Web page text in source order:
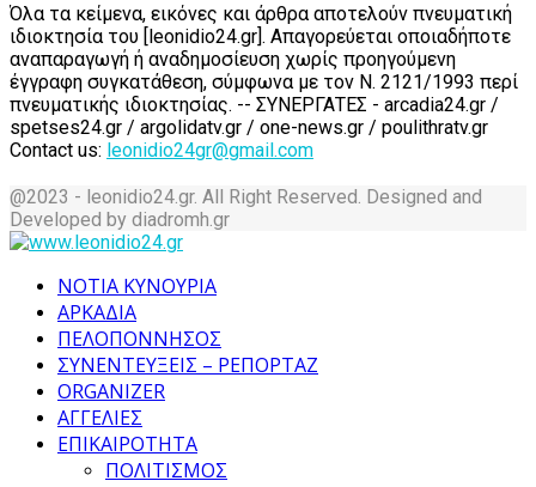
Όλα τα κείμενα, εικόνες και άρθρα αποτελούν πνευματική
ιδιοκτησία του [leonidio24.gr]. Απαγορεύεται οποιαδήποτε
αναπαραγωγή ή αναδημοσίευση χωρίς προηγούμενη
έγγραφη συγκατάθεση, σύμφωνα με τον Ν. 2121/1993 περί
πνευματικής ιδιοκτησίας. -- ΣΥΝΕΡΓΑΤΕΣ - arcadia24.gr /
spetses24.gr / argolidatv.gr / one-news.gr / poulithratv.gr
Contact us: leonidio24gr@gmail.com
@2023 - leonidio24.gr. All Right Reserved. Designed and
Developed by diadromh.gr
ΝΟΤΙΑ ΚΥΝΟΥΡΙΑ
ΑΡΚΑΔΙΑ
ΠΕΛΟΠΟΝΝΗΣΟΣ
ΣΥΝΕΝΤΕΥΞΕΙΣ – ΡΕΠΟΡΤΑΖ
ORGANIZER
ΑΓΓΕΛΙΕΣ
ΕΠΙΚΑΙΡΟΤΗΤΑ
ΠΟΛΙΤΙΣΜΟΣ